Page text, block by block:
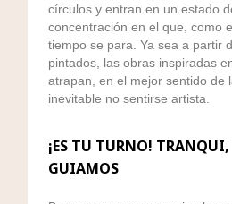
círculos y entran en un estado
concentración en el que, como
tiempo se para. Ya sea a partir
pintados, las obras inspiradas
atrapan, en el mejor sentido de
inevitable no sentirse artista.
¡ES TU TURNO!
GUIAMOS